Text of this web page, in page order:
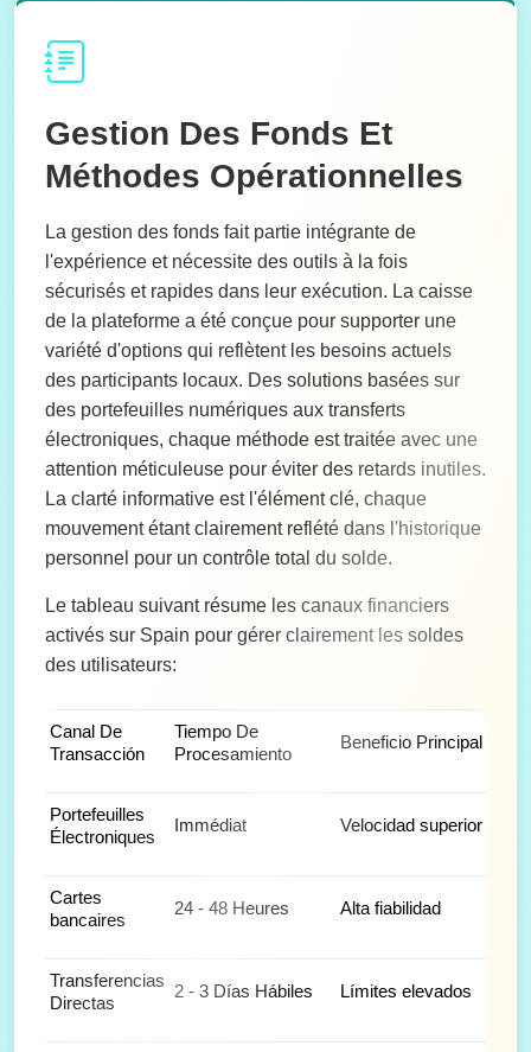
Gestion Des Fonds Et
Méthodes Opérationnelles
La gestion des fonds fait partie intégrante de
l'expérience et nécessite des outils à la fois
sécurisés et rapides dans leur exécution. La caisse
de la plateforme a été conçue pour supporter une
variété d'options qui reflètent les besoins actuels
des participants locaux. Des solutions basées sur
des portefeuilles numériques aux transferts
électroniques, chaque méthode est traitée avec une
attention méticuleuse pour éviter des retards inutiles.
La clarté informative est l'élément clé, chaque
mouvement étant clairement reflété dans l'historique
personnel pour un contrôle total du solde.
Le tableau suivant résume les canaux financiers
activés sur Spain pour gérer clairement les soldes
des utilisateurs:
Canal De
Transacción
Tiempo De
Procesamiento
Beneficio Principal
Portefeuilles
Électroniques
Immédiat Velocidad superior
Cartes
bancaires
24 - 48 Heures Alta fiabilidad
Transferencias
Directas
2 - 3 Días Hábiles Límites elevados